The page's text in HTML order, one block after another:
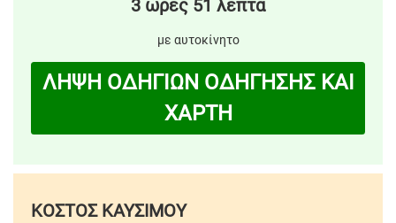
3 ώρες 51 λεπτά
με αυτοκίνητο
ΛΗΨΗ ΟΔΗΓΙΩΝ ΟΔΗΓΗΣΗΣ ΚΑΙ
ΧΑΡΤΗ
ΚΟΣΤΟΣ ΚΑΥΣΙΜΟΥ